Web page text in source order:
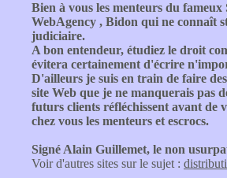
Bien à vous les menteurs du
WebAgency , Bidon qui ne connaît
judiciaire.
A bon entendeur, étudiez le droit
évitera certainement d'écrire
D'ailleurs je suis en train de faire
site Web que je ne manquerais pas
futurs clients réfléchissent avant de
chez vous les menteurs et escrocs.
Signé Alain Guillemet, le non
Voir d'autres sites sur le sujet :